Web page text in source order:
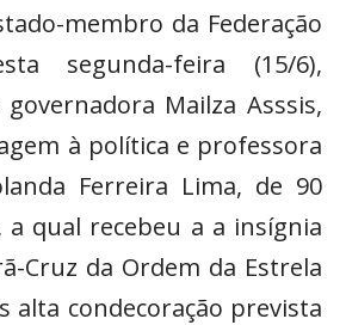
membro da Federação
segunda-feira (15/6),
Mailza Asssis,
à política e professora
Ferreira Lima, de 90
a qual recebeu a a insígnia
Cruz da Ordem da Estrela
alta condecoração prevista